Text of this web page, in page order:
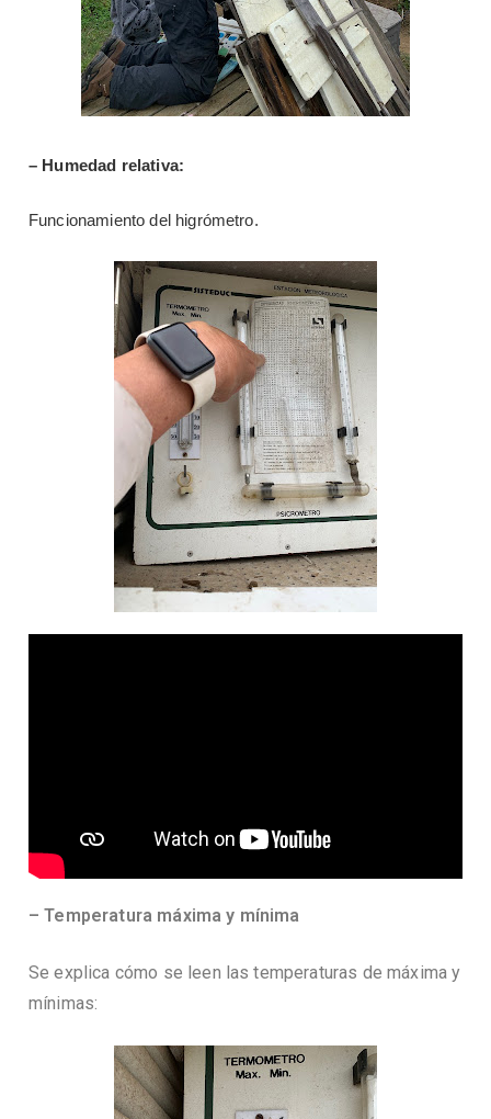
– Humedad relativa:
Funcionamiento del higrómetro.
– Temperatura máxima y mínima
Se explica cómo se leen las temperaturas de máxima y
mínimas: